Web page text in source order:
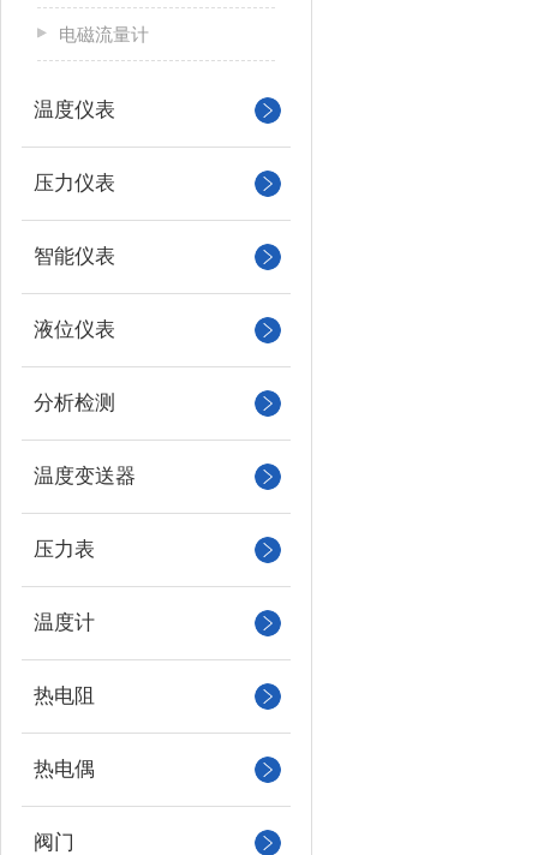
电磁流量计
温度仪表
压力仪表
智能仪表
液位仪表
分析检测
温度变送器
压力表
温度计
热电阻
热电偶
阀门